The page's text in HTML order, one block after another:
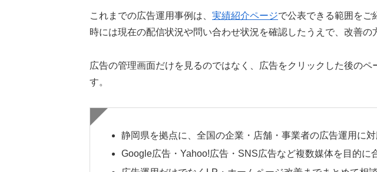
これまでの広告運用事例は、 実績紹介ページで公表できる範囲をご
時には現在の配信状況や問い合わせ状況を確認したうえで、改善の
広告の管理画面だけを見るのではなく、広告をクリックした後の
す。
静岡県を拠点に、全国の企業・店舗・事業者の広告運用に
Google広告・Yahoo!広告・SNS広告など複数媒体を目的に